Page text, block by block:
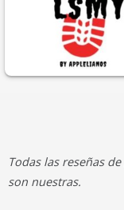
Todas las reseñas
son nuestras.